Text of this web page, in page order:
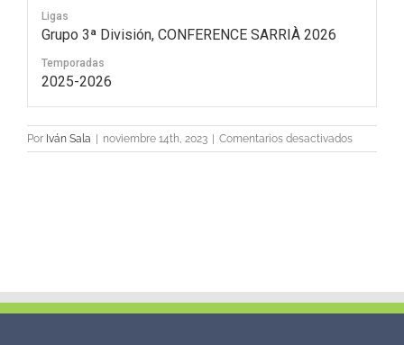
Ligas
Grupo 3ª División, CONFERENCE SARRIÀ 2026
Temporadas
2025-2026
Por Iván Sala noviembre 14th, 2023 Comentarios desactivadosen
5